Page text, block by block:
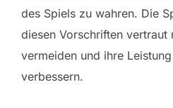
des Spiels zu wahren. Die
diesen Vorschriften vertraut
vermeiden und ihre
verbessern.